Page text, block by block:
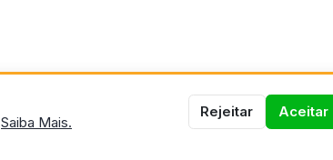
Saiba Mais.
Rejeitar Aceitar